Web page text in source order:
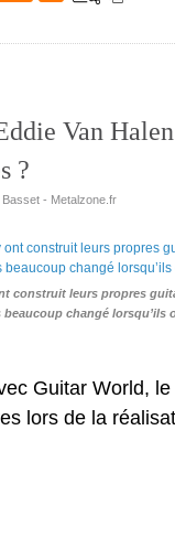
Van
?
Basset - Metalzone.fr
construit leurs propres
beaucoup changé
Guitar World,
lors de la